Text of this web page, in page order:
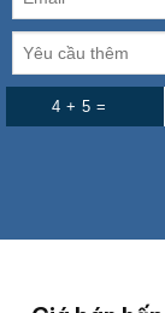
4 + 5 =